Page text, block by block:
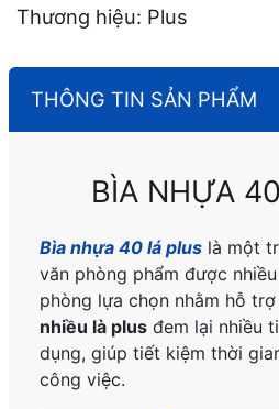
Thương hiệu: Plus
THÔNG TIN SẢN PHẨM
BÌA NHỰA
Bìa nhựa 40 lá plus là một
văn phòng phẩm được
phòng lựa chọn nhằm hỗ
nhiều là plus đem lại nhiều
dụng, giúp tiết kiệm thời
công việc.